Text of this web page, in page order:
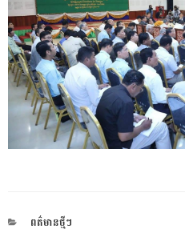
CATEGORIES
ពត៌មានថ្មីៗ